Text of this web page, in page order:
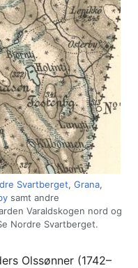
Svartberget, Grana,
samt andre
Varaldskogen nord og
Nordre Svartberget.
Olssønner (1742–